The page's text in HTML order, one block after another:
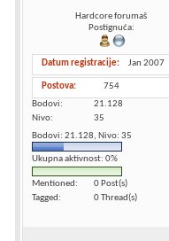
Hardcore forumaš
Postignuća:
Datum registracije Jan 2007
Postova
754
Bodovi
21.128
Nivo
35
Bodovi: 21.128, Nivo: 35
Ukupna aktivnost: 0%
Mentioned
0 Post(s)
Tagged
0 Thread(s)